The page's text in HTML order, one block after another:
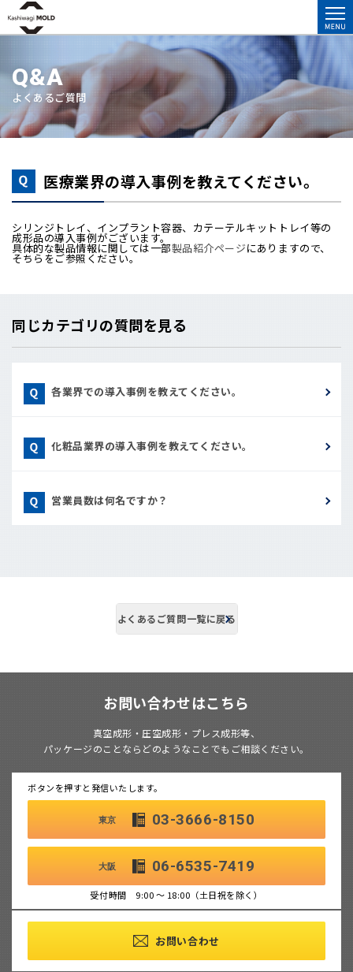
Q&A
よくあるご質問
医療業界の導入事例を教えてください。
シリンジトレイ、インプラント容器、カテーテルキットトレイ等の
成形品の導入事例がございます。
具体的な製品情報に関しては一部製品紹介ページにありますので、
そちらをご参照ください。
同じカテゴリの質問を見る
各業界での導入事例を教えてください。
化粧品業界の導入事例を教えてください。
営業員数は何名ですか？
よくあるご質問一覧に戻る
お問い合わせはこちら
真空成形・圧空成形・プレス成形等、
パッケージのことならどのようなことでもご相談ください。
ボタンを押すと発信いたします。
東京 03-3666-8150
大阪 06-6535-7419
受付時間 9:00 ～ 18:00（土日祝を除く）
お問い合わせ